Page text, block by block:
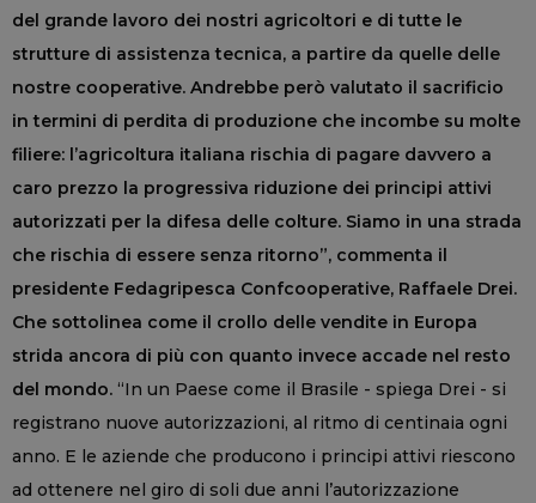
del grande lavoro dei nostri agricoltori e di tutte le
strutture di assistenza tecnica, a partire da quelle delle
nostre cooperative. Andrebbe però valutato il sacrificio
in termini di perdita di produzione che incombe su molte
filiere: l’agricoltura italiana rischia di pagare davvero a
caro prezzo la progressiva riduzione dei principi attivi
autorizzati per la difesa delle colture. Siamo in una strada
che rischia di essere senza ritorno”, commenta il
presidente Fedagripesca Confcooperative, Raffaele Drei.
Che sottolinea come il crollo delle vendite in Europa
strida ancora di più con quanto invece accade nel resto
del mondo. “In un Paese come il Brasile - spiega Drei - si
registrano nuove autorizzazioni, al ritmo di centinaia ogni
anno. E le aziende che producono i principi attivi riescono
ad ottenere nel giro di soli due anni l’autorizzazione